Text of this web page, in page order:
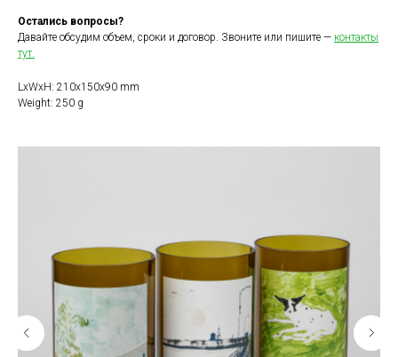
Остались вопросы?
Давайте обсудим объем, сроки и договор. Звоните или пишите — контакты
тут.
LxWxH: 210x150x90 mm
Weight: 250 g